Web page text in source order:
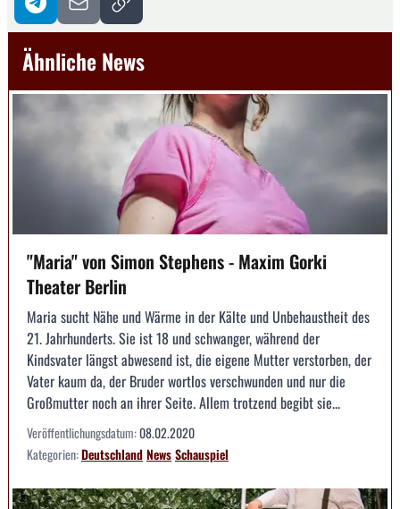
Ähnliche News
"Maria" von Simon Stephens - Maxim Gorki
Theater Berlin
Maria sucht Nähe und Wärme in der Kälte und Unbehaustheit des
21. Jahrhunderts. Sie ist 18 und schwanger, während der
Kindsvater längst abwesend ist, die eigene Mutter verstorben, der
Vater kaum da, der Bruder wortlos verschwunden und nur die
Großmutter noch an ihrer Seite. Allem trotzend begibt sie...
Veröffentlichungsdatum:08.02.2020
Kategorien:DeutschlandNewsSchauspiel